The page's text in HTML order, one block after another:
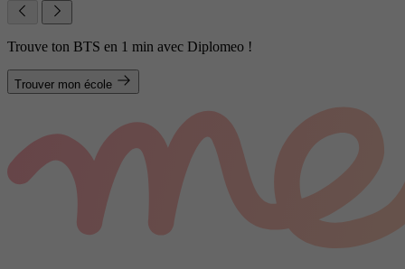
Trouve ton BTS en 1 min avec Diplomeo !
Trouver mon école